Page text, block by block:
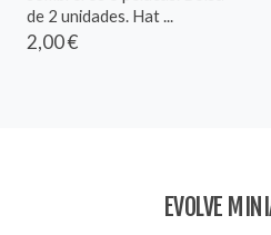
de 2 unidades. Hat ...
2,00 €
EVOLVE